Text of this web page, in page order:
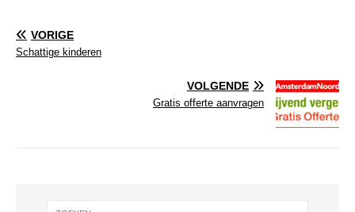
VORIGE
Schattige kinderen
VOLGENDE
Gratis offerte aanvragen